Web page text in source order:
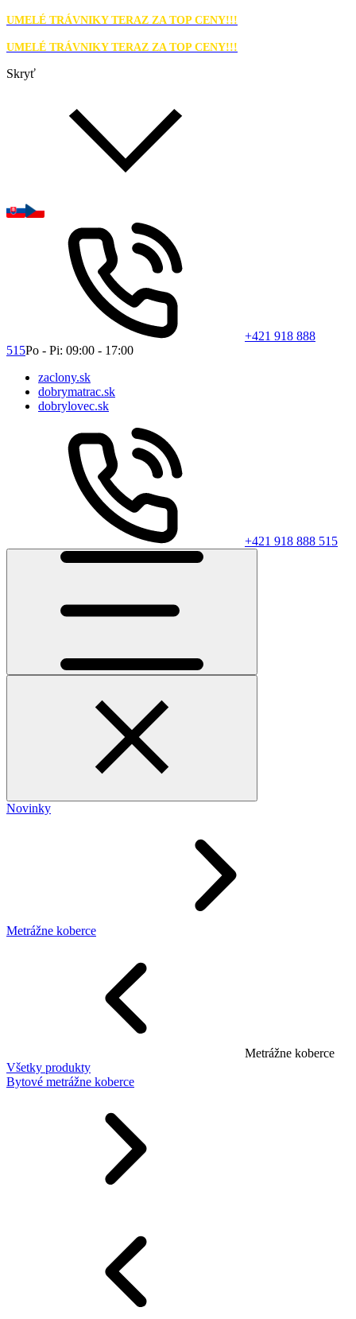
UMELÉ TRÁVNIKY TERAZ ZA TOP CENY!!!
UMELÉ TRÁVNIKY TERAZ ZA TOP CENY!!!
Skryť
+421 918 888
515Po - Pi: 09:00 - 17:00
zaclony.sk
dobrymatrac.sk
dobrylovec.sk
+421 918 888 515
Novinky
Metrážne koberce
Metrážne koberce
Všetky produkty
Bytové metrážne koberce